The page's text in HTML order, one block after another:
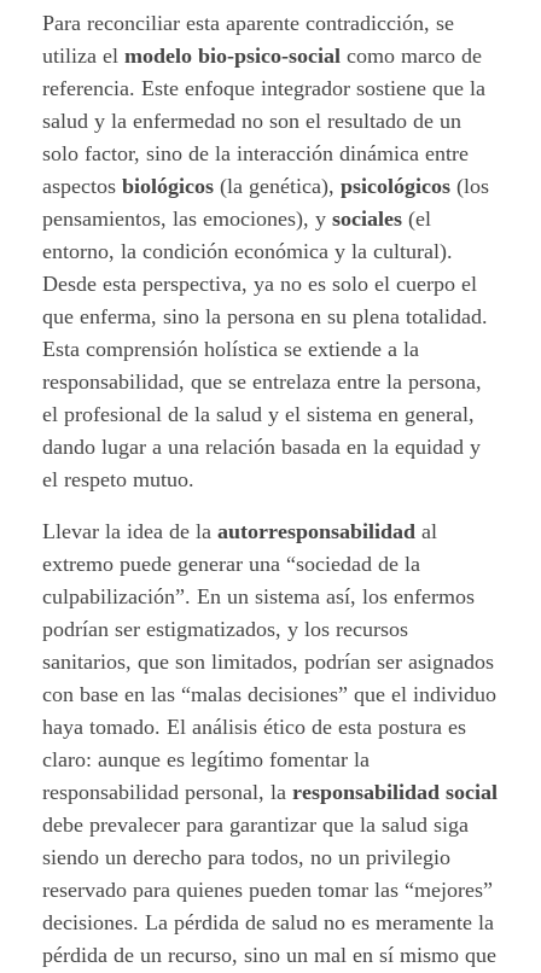
Para reconciliar esta aparente contradicción, se
utiliza el modelo bio-psico-social como marco de
referencia. Este enfoque integrador sostiene que la
salud y la enfermedad no son el resultado de un
solo factor, sino de la interacción dinámica entre
aspectos biológicos (la genética), psicológicos (los
pensamientos, las emociones), y sociales (el
entorno, la condición económica y la cultural).
Desde esta perspectiva, ya no es solo el cuerpo el
que enferma, sino la persona en su plena totalidad.
Esta comprensión holística se extiende a la
responsabilidad, que se entrelaza entre la persona,
el profesional de la salud y el sistema en general,
dando lugar a una relación basada en la equidad y
el respeto mutuo.
Llevar la idea de la autorresponsabilidad al
extremo puede generar una “sociedad de la
culpabilización”. En un sistema así, los enfermos
podrían ser estigmatizados, y los recursos
sanitarios, que son limitados, podrían ser asignados
con base en las “malas decisiones” que el individuo
haya tomado. El análisis ético de esta postura es
claro: aunque es legítimo fomentar la
responsabilidad personal, la responsabilidad social
debe prevalecer para garantizar que la salud siga
siendo un derecho para todos, no un privilegio
reservado para quienes pueden tomar las “mejores”
decisiones. La pérdida de salud no es meramente la
pérdida de un recurso, sino un mal en sí mismo que